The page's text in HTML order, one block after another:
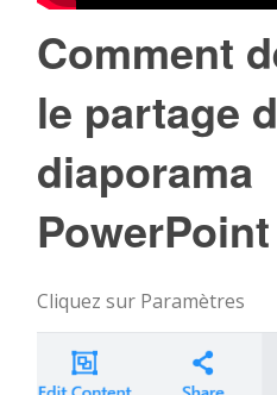
Comment
le partage
diaporama
PowerPoint
Cliquez sur Paramètres